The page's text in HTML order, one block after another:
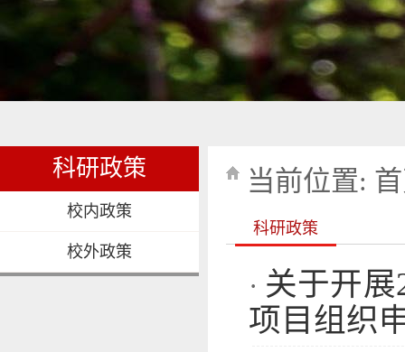
科研政策
校内政策
校外政策
当前位置:
科研政策
· 关于开展
项目组织